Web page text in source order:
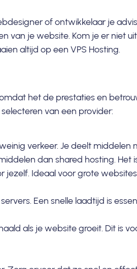
of ontwikkelaar je
je website. Kom je er niet
altijd op een VPS Hosting.
het de prestaties en
van een provider:
verkeer. Je deelt middelen
dan shared hosting.
jezelf. Ideaal voor grote
Een snelle laadtijd is
als je website groeit. Dit is